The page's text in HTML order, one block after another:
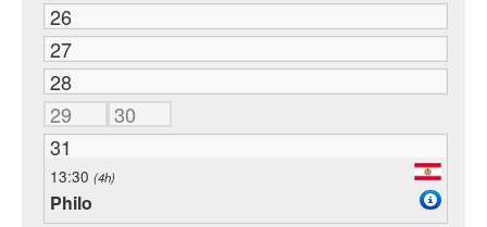
26
27
28
29
30
31
13:30 (4h)
Philo